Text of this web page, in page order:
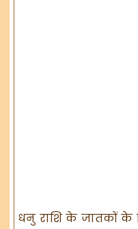
धनु राशि के जातकों के